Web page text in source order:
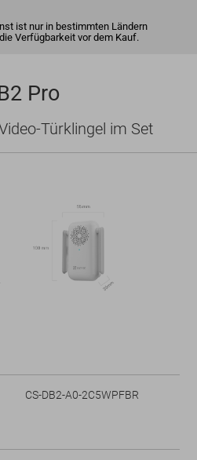
ist nur in bestimmten Ländern
Verfügbarkeit vor dem Kauf.
Pro
Türklingel im Set
CS-DB2-A0-2C5WPFBR